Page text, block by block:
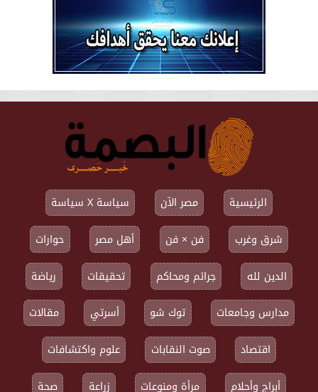
الرئيسية مصر الآن
سياسة X سياسة
شرق وغرب
فن × فن أهل مصر
حوارات
الدين لله
جرائم ومحاكم تحقيقات
رياضة
مدارس وجامعات
توك شو أسرتي
مقالات
اقتصاد
صوت النقابات
علوم واكتشافات
أبراج وأحلام
مرأة ومنوعات زراعة صحة